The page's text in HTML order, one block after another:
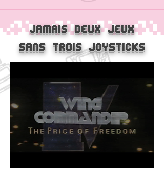
Jamais deux jeux
sans trois joysticks